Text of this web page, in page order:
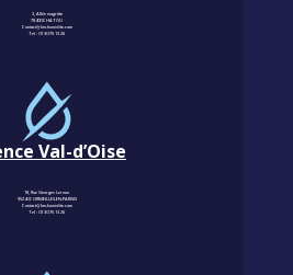
3, Allée magritte
78400 CHATOU
Contact@km-humidite.com
Tel :01 30 76 13 26
Val-d’Oise
18, Rue Georges Leroux
95240 CORMEILLES-EN-PARISIS
Contact@km-humidite.com
Tel :01 30 76 13 26